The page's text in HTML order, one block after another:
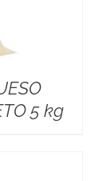
5 kg